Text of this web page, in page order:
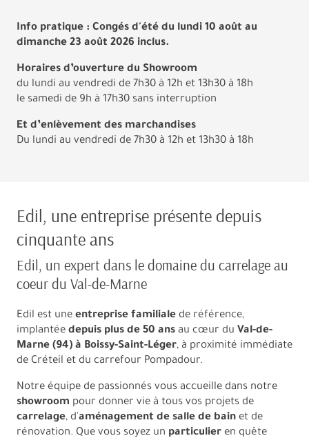
Info pratique : Congés d'été du lundi 10 août au
dimanche 23 août 2026 inclus.
Horaires d’ouverture du Showroom
du lundi au vendredi de 7h30 à 12h et 13h30 à 18h
le samedi de 9h à 17h30 sans interruption
Et d’enlèvement des marchandises
Du lundi au vendredi de 7h30 à 12h et 13h30 à 18h
Edil, une entreprise présente depuis
cinquante ans
Edil, un expert dans le domaine du carrelage au
coeur du Val-de-Marne
Edil est une entreprise familiale de référence,
implantée depuis plus de 50 ans au cœur du Val-de-
Marne (94) à Boissy-Saint-Léger, à proximité immédiate
de Créteil et du carrefour Pompadour.
Notre équipe de passionnés vous accueille dans notre
showroom pour donner vie à tous vos projets de
carrelage, d'aménagement de salle de bain et de
rénovation. Que vous soyez un particulier en quête